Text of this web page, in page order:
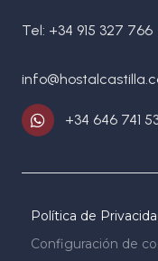
Tel: +34 915 327 766
+34 646 741
Política de
Configuración de